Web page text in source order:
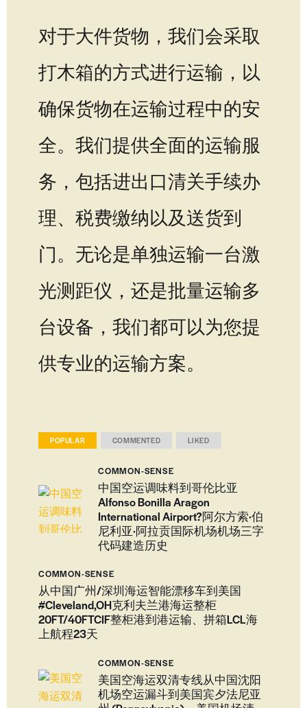
对于大件货物，我们会采取
打木箱的方式进行运输，以
确保货物在运输过程中的安
全。我们提供全面的运输服
务，包括进出口清关手续办
理、税费缴纳以及送货到
门。无论是单独运输一台激
光测距仪，还是批量运输多
台设备，我们都可以为您提
供专业的运输方案。
POPULAR COMMENTED LIKED
COMMON-SENSE
中国空运调味料到哥伦比亚
Alfonso Bonilla Aragon
International Airport?阿尔方索·伯
尼利亚·阿拉贡国际机场机场三字
代码建造历史
COMMON-SENSE
从中国广州/深圳海运智能漂移车到美国
#Cleveland,OH克利夫兰港海运整柜
20FT/40FTCIF整柜港到港运输、拼箱LCL海
上航程23天
COMMON-SENSE
美国空海运双清专线从中国沈阳
机场空运漏斗到美国宾夕法尼亚